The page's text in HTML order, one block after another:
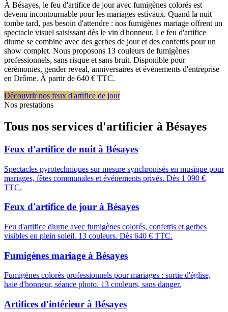
À Bésayes, le feu d'artifice de jour avec fumigènes colorés est
devenu incontournable pour les mariages estivaux. Quand la nuit
tombe tard, pas besoin d'attendre : nos fumigènes mariage offrent un
spectacle visuel saisissant dès le vin d'honneur. Le feu d'artifice
diurne se combine avec des gerbes de jour et des confettis pour un
show complet. Nous proposons 13 couleurs de fumigènes
professionnels, sans risque et sans bruit. Disponible pour
cérémonies, gender reveal, anniversaires et événements d'entreprise
en Drôme. À partir de 640 € TTC.
Découvrir nos feux d'artifice de jour
Nos prestations
Tous nos services d'artificier à Bésayes
Feux d'artifice de nuit à Bésayes
Spectacles pyrotechniques sur mesure synchronisés en musique pour
mariages, fêtes communales et événements privés. Dès 1 090 €
TTC.
Feux d'artifice de jour à Bésayes
Feu d'artifice diurne avec fumigènes colorés, confettis et gerbes
visibles en plein soleil. 13 couleurs. Dès 640 € TTC.
Fumigènes mariage à Bésayes
Fumigènes colorés professionnels pour mariages : sortie d'église,
haie d'honneur, séance photo. 13 couleurs, sans danger.
Artifices d'intérieur à Bésayes